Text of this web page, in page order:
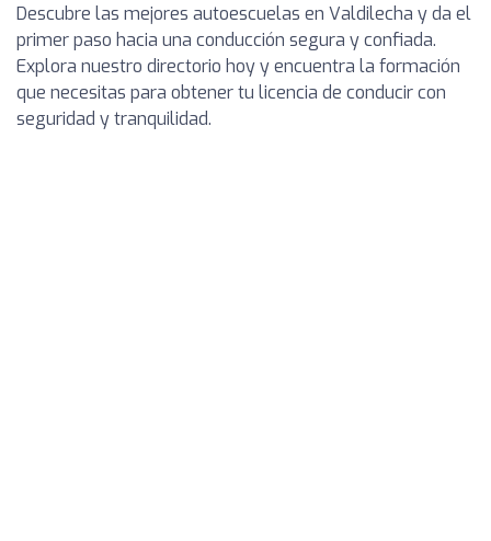
Descubre las mejores autoescuelas en Valdilecha y da el
primer paso hacia una conducción segura y confiada.
Explora nuestro directorio hoy y encuentra la formación
que necesitas para obtener tu licencia de conducir con
seguridad y tranquilidad.